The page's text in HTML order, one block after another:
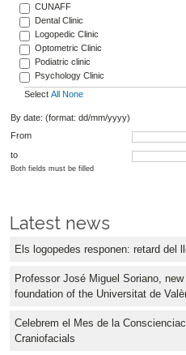
CUNAFF
Dental Clinic
Logopedic Clinic
Optometric Clinic
Podiatric clinic
Psychology Clinic
Select All None
By date: (format: dd/mm/yyyy)
From
to
Both fields must be filled
Latest news
Els logopedes responen: retard del
Professor José Miguel Soriano,
foundation of the Universitat de
Celebrem el Mes de la
Craniofacials